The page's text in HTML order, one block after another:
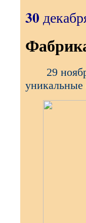
30
29 ноября